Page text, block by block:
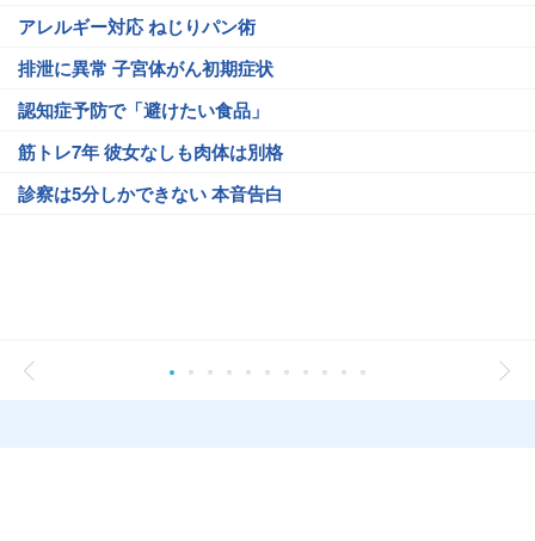
アレルギー対応 ねじりパン術
排泄に異常 子宮体がん初期症状
認知症予防で「避けたい食品」
筋トレ7年 彼女なしも肉体は別格
診察は5分しかできない 本音告白